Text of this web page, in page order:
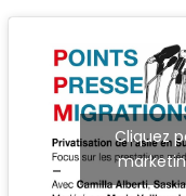
Cliquez